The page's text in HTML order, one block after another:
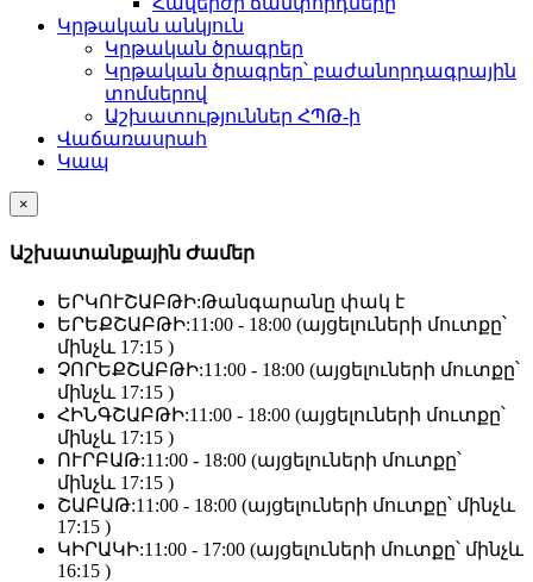
Կրթական անկյուն
Կրթական ծրագրեր
Կրթական ծրագրեր՝ բաժանորդագրային
տոմսերով
Աշխատություններ ՀՊԹ-ի
Վաճառասրահ
Կապ
×
Աշխատանքային Ժամեր
ԵՐԿՈՒՇԱԲԹԻ:Թանգարանը փակ է
ԵՐԵՔՇԱԲԹԻ:11:00 - 18:00 (այցելուների մուտքը՝
մինչև 17:15 )
ՉՈՐԵՔՇԱԲԹԻ:11:00 - 18:00 (այցելուների մուտքը՝
մինչև 17:15 )
ՀԻՆԳՇԱԲԹԻ:11:00 - 18:00 (այցելուների մուտքը՝
մինչև 17:15 )
ՈՒՐԲԱԹ:11:00 - 18:00 (այցելուների մուտքը՝
մինչև 17:15 )
ՇԱԲԱԹ:11:00 - 18:00 (այցելուների մուտքը՝ մինչև
17:15 )
ԿԻՐԱԿԻ:11:00 - 17:00 (այցելուների մուտքը՝ մինչև
16:15 )